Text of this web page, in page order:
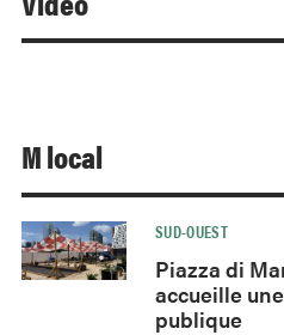
M local
SUD-OUEST
Piazza di
accueille
publique